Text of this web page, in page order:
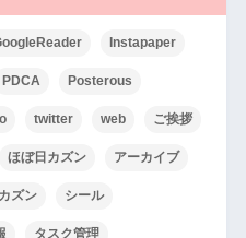
Instapaper
PDCA Posterous
twitter web ご挨拶
ほぼ日カズン アーカイブ
カズン シール
タスク管理